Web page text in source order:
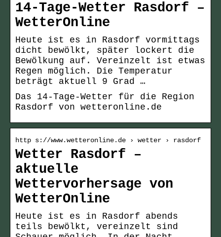
14-Tage-Wetter Rasdorf –
WetterOnline
Heute ist es in Rasdorf vormittags
dicht bewölkt, später lockert die
Bewölkung auf. Vereinzelt ist etwas
Regen möglich. Die Temperatur
beträgt aktuell 9 Grad …
Das 14-Tage-Wetter für die Region
Rasdorf von wetteronline.de
http s://www.wetteronline.de › wetter › rasdorf
Wetter Rasdorf –
aktuelle
Wettervorhersage von
WetterOnline
Heute ist es in Rasdorf abends
teils bewölkt, vereinzelt sind